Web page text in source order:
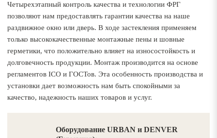
Четырехэтапный контроль качества и технологии ФРГ
позволяют нам предоставлять гарантии качества на наше
раздвижное окно или дверь. В ходе застекления применяем
только высококачественные монтажные пены и шовные
герметики, что положительно влияет на износостойкость и
долговечность продукции. Монтаж производится на основе
регламентов ICO и ГОСТов. Эта особенность производства и
установки дает возможность нам быть спокойными за
качество, надежность наших товаров и услуг.
Оборудование URBAN и DENVER